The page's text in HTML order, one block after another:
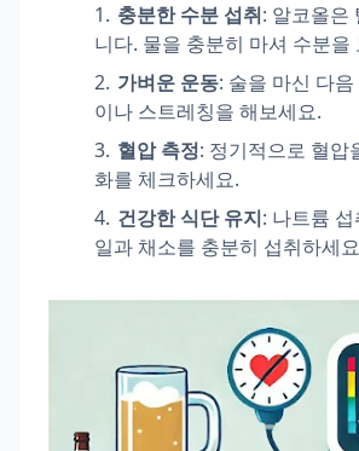
충분한 수분 섭취: 알코올은
니다. 물을 충분히 마셔 수분을
가벼운 운동: 술을 마신 다
이나 스트레칭을 해보세요.
혈압 측정: 정기적으로 혈압
화를 체크하세요.
건강한 식단 유지: 나트륨
일과 채소를 충분히 섭취하세